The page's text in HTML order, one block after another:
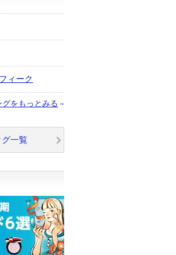
ィーク
をもっとみる
グ一覧